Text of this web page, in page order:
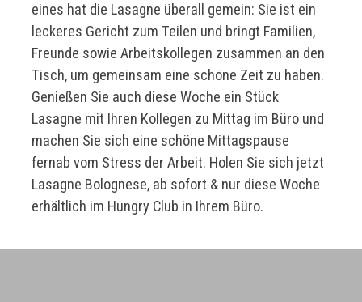
eines hat die Lasagne überall gemein: Sie ist ein
leckeres Gericht zum Teilen und bringt Familien,
Freunde sowie Arbeitskollegen zusammen an den
Tisch, um gemeinsam eine schöne Zeit zu haben.
Genießen Sie auch diese Woche ein Stück
Lasagne mit Ihren Kollegen zu Mittag im Büro und
machen Sie sich eine schöne Mittagspause
fernab vom Stress der Arbeit. Holen Sie sich jetzt
Lasagne Bolognese, ab sofort & nur diese Woche
erhältlich im Hungry Club in Ihrem Büro.